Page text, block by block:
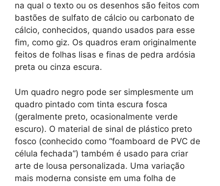
na qual o texto ou os desenhos são feitos com
bastões de sulfato de cálcio ou carbonato de
cálcio, conhecidos, quando usados ​​para esse
fim, como giz. Os quadros eram originalmente
feitos de folhas lisas e finas de pedra ardósia
preta ou cinza escura.
Um quadro negro pode ser simplesmente um
quadro pintado com tinta escura fosca
(geralmente preto, ocasionalmente verde
escuro). O material de sinal de plástico preto
fosco (conhecido como “foamboard de PVC de
célula fechada”) também é usado para criar
arte de lousa personalizada. Uma variação
mais moderna consiste em uma folha de